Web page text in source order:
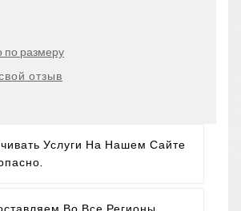
по размеру
отзыв
Услуги На Нашем Сайте